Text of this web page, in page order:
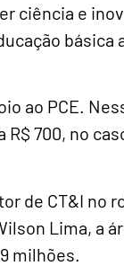
ciência e
básica
ao PCE.
700, no
de CT&I no
Lima, a
milhões.